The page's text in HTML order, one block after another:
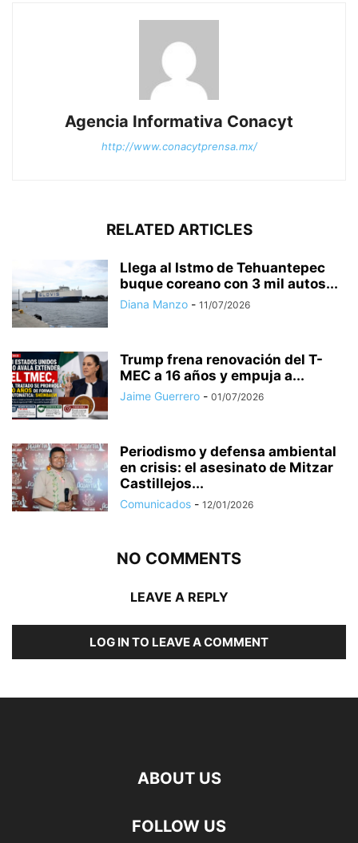
Agencia Informativa Conacyt
http://www.conacytprensa.mx/
RELATED ARTICLES
Llega al Istmo de Tehuantepec
buque coreano con 3 mil autos...
Diana Manzo - 11/07/2026
Trump frena renovación del T-
MEC a 16 años y empuja a...
Jaime Guerrero - 01/07/2026
Periodismo y defensa ambiental
en crisis: el asesinato de Mitzar
Castillejos...
Comunicados - 12/01/2026
NO COMMENTS
LEAVE A REPLY
LOG IN TO LEAVE A COMMENT
ABOUT US
FOLLOW US